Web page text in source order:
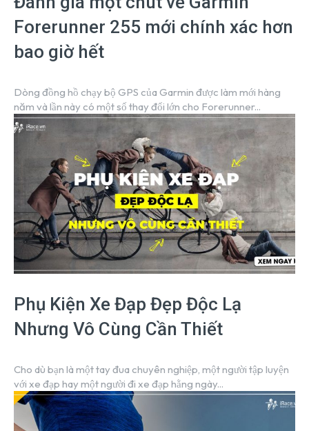
Forerunner 255 mới chính xác hơn
bao giờ hết
Dòng đồng hồ chạy bộ GPS của Garmin được làm mới hàng
năm và lần này có một số thay đổi lớn cho Forerunner...
Phụ Kiện Xe Đạp Đẹp Độc Lạ
Nhưng Vô Cùng Cần Thiết
Cho dù bạn là một tay đua chuyên nghiệp, một người tập luyện
với xe đạp hay một người đi xe đạp hằng ngày...